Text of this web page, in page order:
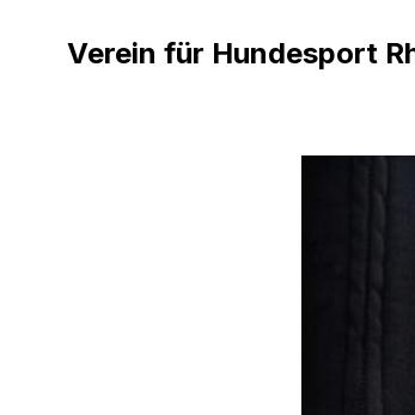
Verein für Hundesport